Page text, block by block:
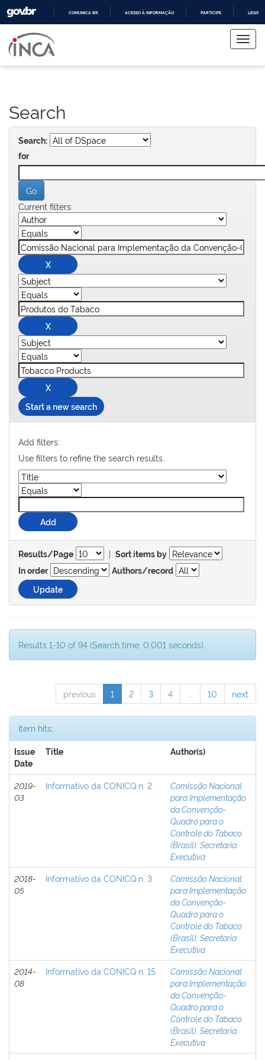
COMUNICA BR ACESSO À INFORMAÇÃO PARTICIPE
navigation
Search
Search:
for
Current filters:
Start a new search
Add filters:
Use filters to refine the search results.
Results/Page | Sort items by
In order
Authors/record
Results 1-10 of 94 (Search time: 0.001 seconds).
previous 1 2 3 4 10 next
Item hits:
Issue
Date
Title Author(s)
2019-
03
Informativo da CONICQ n. 2
Comissão Nacional
para Implementação
da Convenção-
Quadro para o
Controle do Tabaco
(Brasil). Secretaria
Executiva
2018-
05
Informativo da CONICQ n. 3
Comissão Nacional
para Implementação
da Convenção-
Quadro para o
Controle do Tabaco
(Brasil). Secretaria
Executiva
2014-
08
Informativo da CONICQ n. 15
Comissão Nacional
para Implementação
da Convenção-
Quadro para o
Controle do Tabaco
(Brasil). Secretaria
Executiva